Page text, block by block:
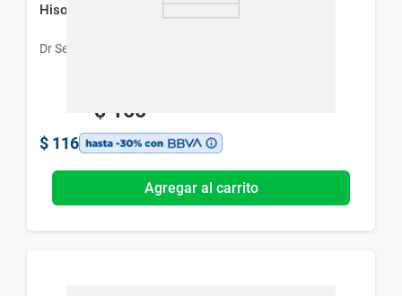
Hisopos Dr Selby x 200 un
Dr Selby
$ 165
$ 116
Agregar al carrito